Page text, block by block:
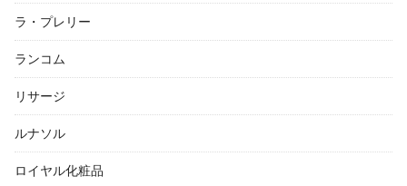
ラ・プレリー
ランコム
リサージ
ルナソル
ロイヤル化粧品